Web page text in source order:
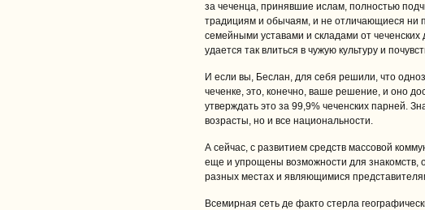
за чеченца, принявшие ислам, полностью
традициям и обычаям, и не отличающиеся ни
семейными уставами и складами от чеченских
удается так влиться в чужую культуру и
И если вы, Беслан, для себя решили, что
чеченке, это, конечно, ваше решение, и оно
утверждать это за 99,9% чеченских парней.
возрасты, но и все национальности.
А сейчас, с развитием средств массовой
еще и упрощены возможности для
разных местах и являющимися
Всемирная сеть де факто стерла